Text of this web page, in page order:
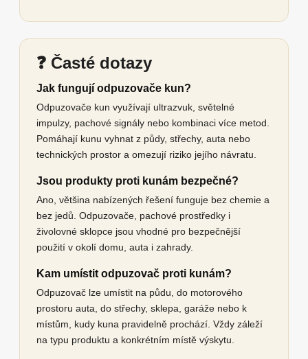
❓ Časté dotazy
Jak fungují odpuzovače kun?
Odpuzovače kun využívají ultrazvuk, světelné
impulzy, pachové signály nebo kombinaci více metod.
Pomáhají kunu vyhnat z půdy, střechy, auta nebo
technických prostor a omezují riziko jejího návratu.
Jsou produkty proti kunám bezpečné?
Ano, většina nabízených řešení funguje bez chemie a
bez jedů. Odpuzovače, pachové prostředky i
živolovné sklopce jsou vhodné pro bezpečnější
použití v okolí domu, auta i zahrady.
Kam umístit odpuzovač proti kunám?
Odpuzovač lze umístit na půdu, do motorového
prostoru auta, do střechy, sklepa, garáže nebo k
místům, kudy kuna pravidelně prochází. Vždy záleží
na typu produktu a konkrétním místě výskytu.